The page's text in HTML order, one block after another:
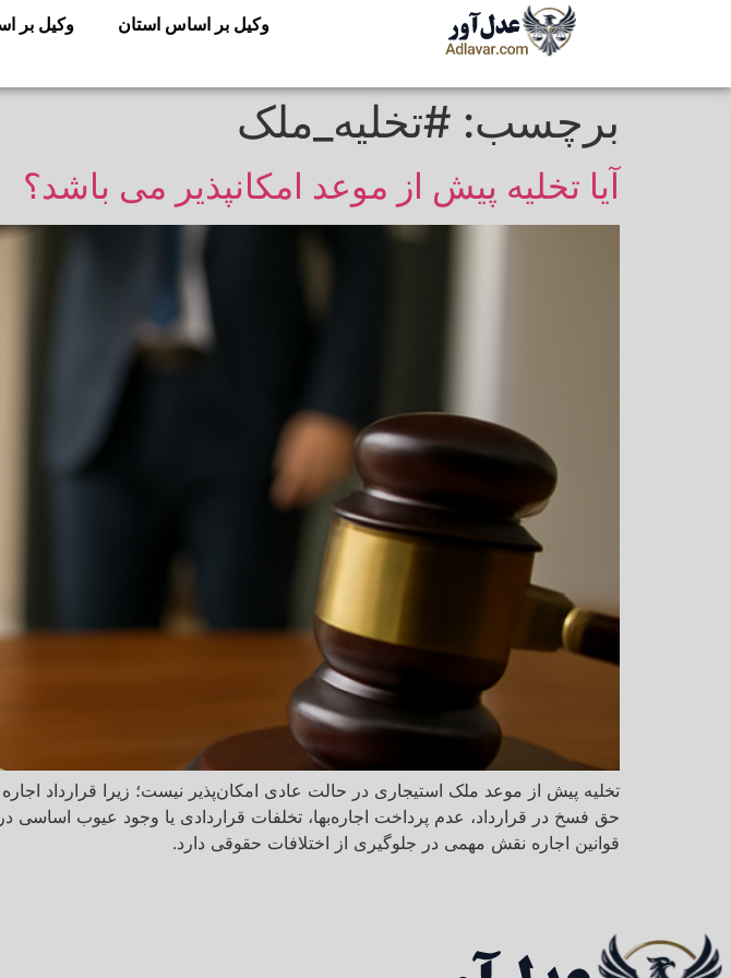
وکیل بر اساس استان وکیل بر
برچسب: #تخلیه_ملک
آیا تخلیه پیش از موعد امکانپذیر می باشد؟
تخلیه پیش از موعد ملک استیجاری در حالت عادی امکان‌پذیر نیست؛ زیرا قرارداد
حق فسخ در قرارداد، عدم پرداخت اجاره‌بها، تخلفات قراردادی یا وجود عیوب اساسی
قوانین اجاره نقش مهمی در جلوگیری از اختلافات حقوقی دارد.